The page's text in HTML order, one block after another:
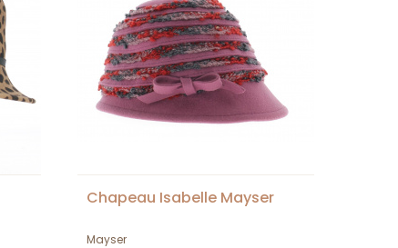
Chapeau Isabelle Mayser
Mayser